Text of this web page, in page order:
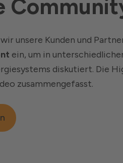
unsere Kunden und
ein, um in
diskutiert. Die
zusammengefasst.